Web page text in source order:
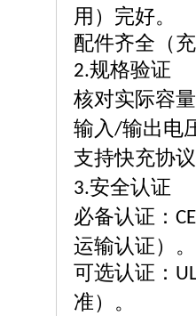
用）完好。
配件齐全（
2.规格验证
核对实际容
输入/输出电
支持快充协
3.安全认证
必备认证： CE
运输认证）。
可选认证：
准）。